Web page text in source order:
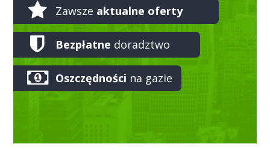
Zawsze aktualne oferty
Bezpłatne doradztwo
Oszczędności na gazie